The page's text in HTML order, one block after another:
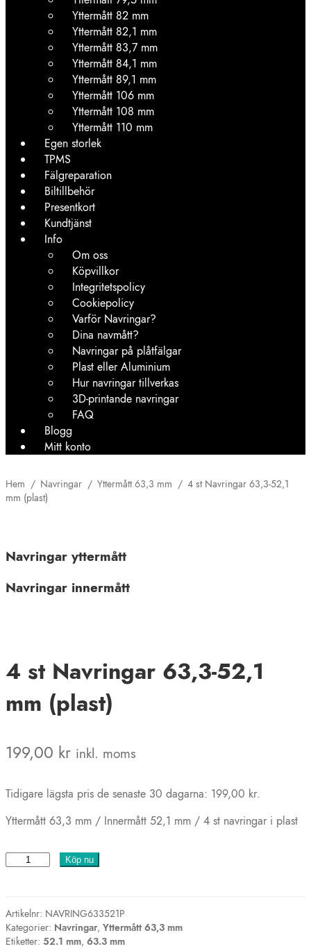
Yttermått 82 mm
Yttermått 82,1 mm
Yttermått 83,7 mm
Yttermått 84,1 mm
Yttermått 89,1 mm
Yttermått 106 mm
Yttermått 108 mm
Yttermått 110 mm
Egen storlek
TPMS
Fälgreparation
Biltillbehör
Presentkort
Kundtjänst
Info
Om oss
Köpvillkor
Integritetspolicy
Cookiepolicy
Varför Navringar?
Dina navmått?
Navringar på plåtfälgar
Plast eller Aluminium
Hur navringar tillverkas
3D-printande navringar
FAQ
Blogg
Mitt konto
Hem / Navringar / Yttermått 63,3 mm / 4 st Navringar 63,3-52,1
mm (plast)
4 st Navringar 63,3-52,1
mm (plast)
199,00 kr inkl. moms
Tidigare lägsta pris de senaste 30 dagarna: 199,00 kr.
Yttermått 63,3 mm / Innermått 52,1 mm / 4 st navringar i plast
4
63,3-
52,1
mm
Köp nu
Artikelnr: NAVRING633521P
Kategorier: Navringar, Yttermått 63,3 mm
Etiketter: 52.1 mm, 63.3 mm
Navringar yttermått
Navringar innermått